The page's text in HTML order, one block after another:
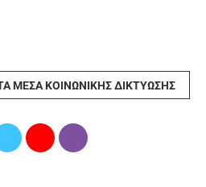
ΜΈΣΑ ΚΟΙΝΩΝΙΚΉΣ ΔΙΚΤΎΩΣΗΣ